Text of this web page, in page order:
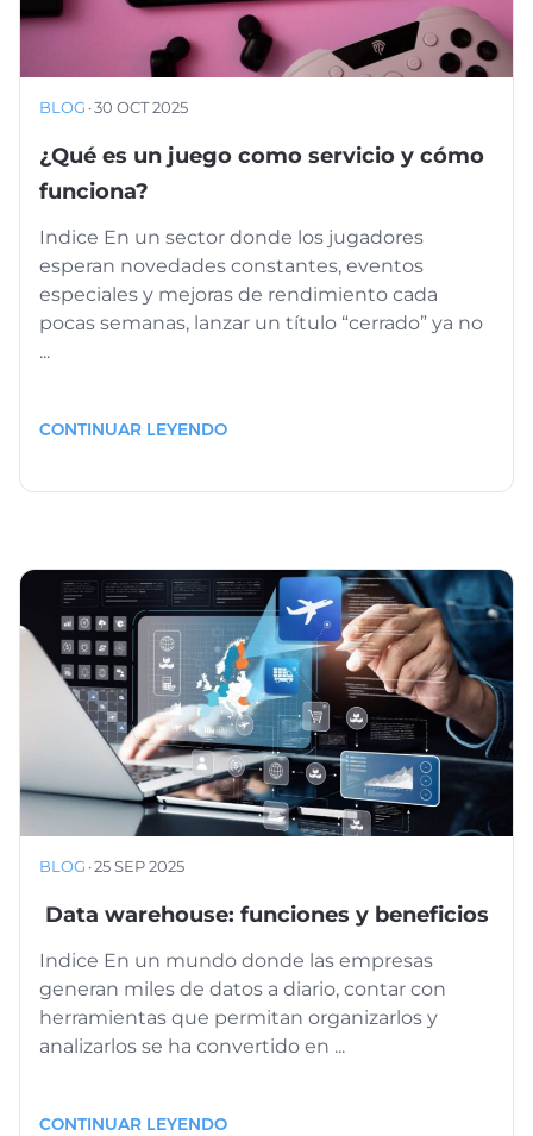
BLOG ·30 OCT 2025
¿Qué es un juego como servicio y cómo
funciona?
Indice En un sector donde los jugadores
esperan novedades constantes, eventos
especiales y mejoras de rendimiento cada
pocas semanas, lanzar un título “cerrado” ya no
...
CONTINUAR LEYENDO
BLOG ·25 SEP 2025
Data warehouse: funciones y beneficios
Indice En un mundo donde las empresas
generan miles de datos a diario, contar con
herramientas que permitan organizarlos y
analizarlos se ha convertido en ...
CONTINUAR LEYENDO